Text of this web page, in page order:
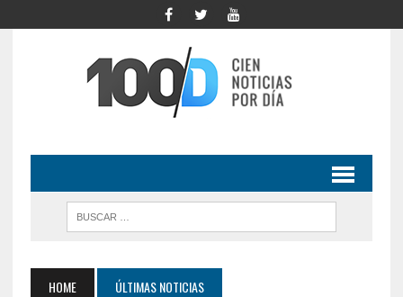
HOME ÚLTIMAS NOTICIAS